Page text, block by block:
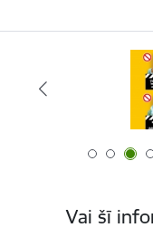
Vai šī